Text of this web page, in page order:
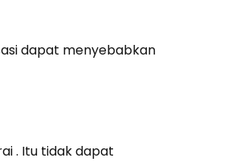
dapat menyebabkan
. Itu tidak dapat